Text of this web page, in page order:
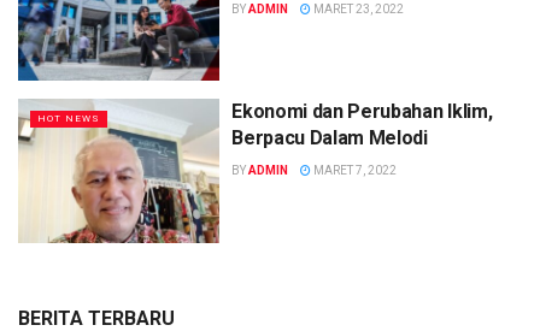
BYADMIN MARET 23, 2022
HOT NEWS
Ekonomi dan Perubahan Iklim,
Berpacu Dalam Melodi
BYADMIN MARET 7, 2022
BERITA TERBARU